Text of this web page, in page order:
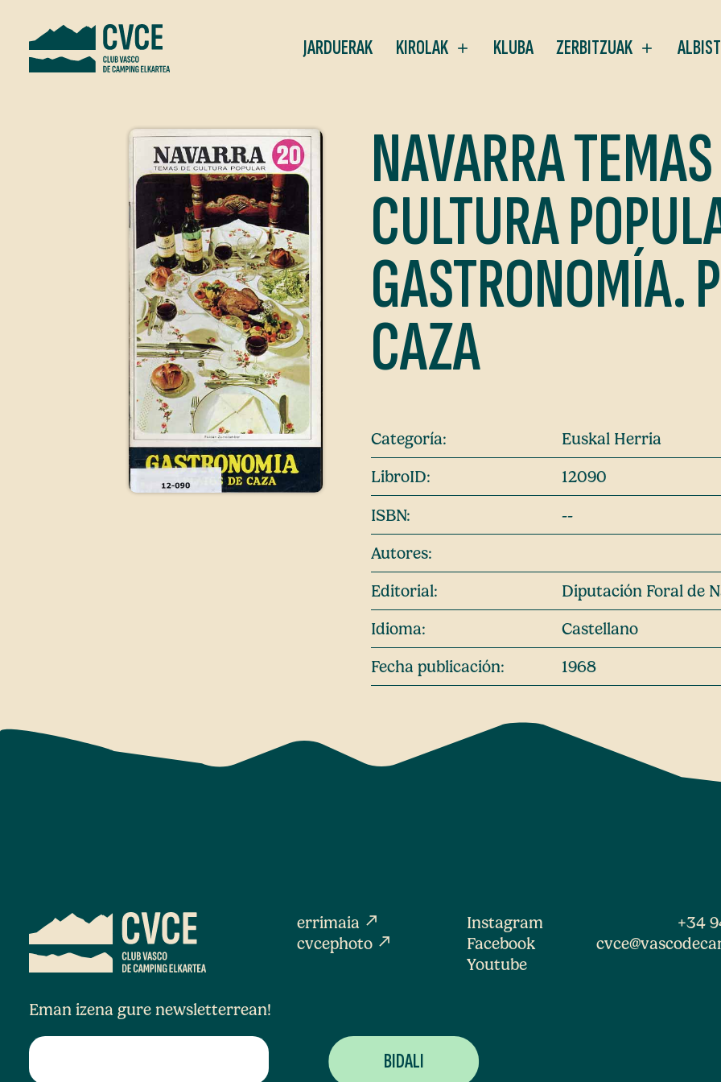
JARDUERAK KIROLAK KLUBA ZERBITZUAK
NAVARRA
CULTURA
GASTRONOMÍA.
CAZA
Categoría:
Euskal Herria
LibroID:
12090
ISBN:
--
Autores:
Editorial:
Diputación Foral de
Idioma:
Castellano
Fecha publicación:
1968
errimaia north_east
cvcephoto north_east
Instagram
Facebook
Youtube
+34
Eman izena gure newsletterrean!